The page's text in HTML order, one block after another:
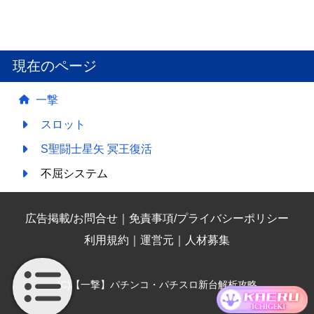
現在のページ
一撃
スロット
S聖闘士星矢 冥王復活
不屈システム
広告掲載/お問合せ
免責事項/プライバシーポリシー
利用規約
運営元 人材募集
(C)【一撃】パチンコ・パチスロ新台解析攻略